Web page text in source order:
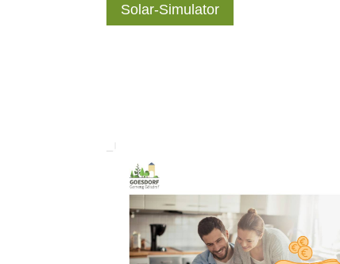
Solar-Simulator